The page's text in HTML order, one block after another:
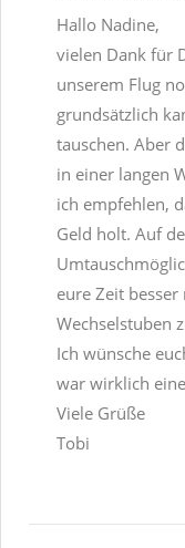
Hallo Nadine,
vielen Dank für
unserem Flug
grundsätzlich
tauschen. Aber
in einer langen
ich empfehlen,
Geld holt. Auf
eure Zeit
Wechselstuben
Ich wünsche
war wirklich
Viele Grüße
Tobi